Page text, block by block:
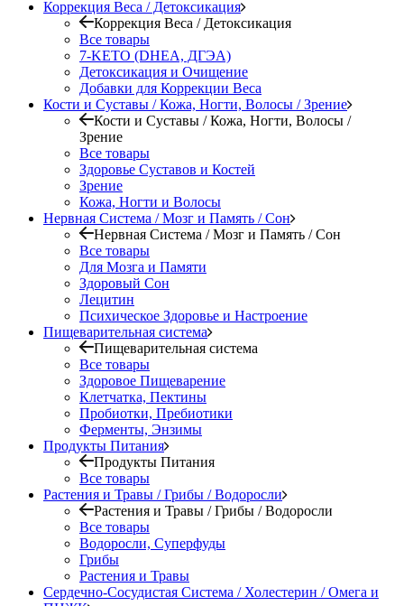
Коррекция Веса / Детоксикация
Коррекция Веса / Детоксикация
Все товары
7-KETO (DHEA, ДГЭА)
Детоксикация и Очищение
Добавки для Коррекции Веса
Кости и Суставы / Кожа, Ногти, Волосы / Зрение
Кости и Суставы / Кожа, Ногти, Волосы /
Зрение
Все товары
Здоровье Суставов и Костей
Зрение
Кожа, Ногти и Волосы
Нервная Система / Мозг и Память / Сон
Нервная Система / Мозг и Память / Сон
Все товары
Для Мозга и Памяти
Здоровый Сон
Лецитин
Психическое Здоровье и Настроение
Пищеварительная система
Пищеварительная система
Все товары
Здоровое Пищеварение
Клетчатка, Пектины
Пробиотки, Пребиотики
Ферменты, Энзимы
Продукты Питания
Продукты Питания
Все товары
Растения и Травы / Грибы / Водоросли
Растения и Травы / Грибы / Водоросли
Все товары
Водоросли, Суперфуды
Грибы
Растения и Травы
Сердечно-Сосудистая Система / Холестерин / Омега и